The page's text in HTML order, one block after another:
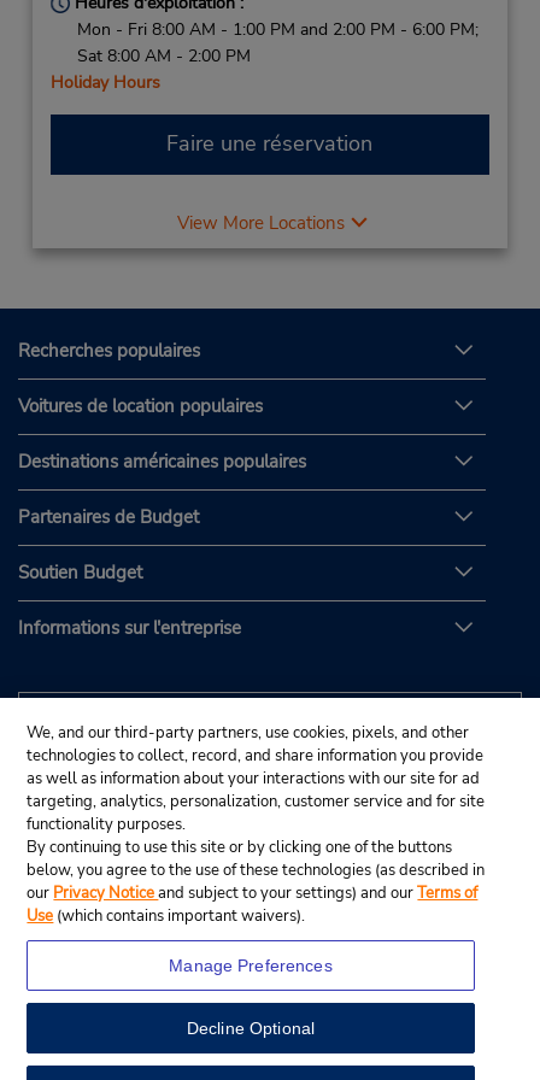
View Map
Mon - Fri 8:00 AM - 1:00 PM and 2:00 PM - 6:00 PM;
Sat 8:00 AM - 2:00 PM
Holiday Hours
Faire une réservation
View More Locations
Recherches populaires
Voitures de location populaires
Destinations américaines populaires
Partenaires de Budget
Soutien Budget
Informations sur l'entreprise
© Budget Rent A Car System, Inc., 2025.
We, and our third-party partners, use cookies, pixels, and other
technologies to collect, record, and share information you provide
as well as information about your interactions with our site for ad
targeting, analytics, personalization, customer service and for site
functionality purposes.
By continuing to use this site or by clicking one of the buttons
below, you agree to the use of these technologies (as described in
our Privacy Noticeand subject to your settings) and ourTerms of
Use (which contains important waivers).
Manage Preferences
Decline Optional